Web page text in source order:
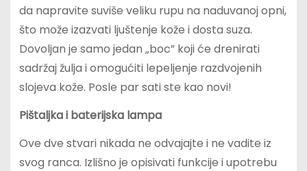
da napravite suviše veliku rupu na naduvanoj opni,
što može izazvati ljuštenje kože i dosta suza.
Dovoljan je samo jedan „boc” koji će drenirati
sadržaj žulja i omogućiti lepeljenje razdvojenih
slojeva kože. Posle par sati ste kao novi!
Pištaljka i baterijska lampa
Ove dve stvari nikada ne odvajajte i ne vadite iz
svog ranca. Izlišno je opisivati funkcije i upotrebu